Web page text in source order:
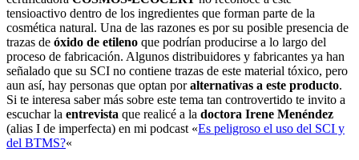
tensioactivo dentro de los ingredientes que forman parte de la
cosmética natural. Una de las razones es por su posible presencia de
trazas de óxido de etileno que podrían producirse a lo largo del
proceso de fabricación. Algunos distribuidores y fabricantes ya han
señalado que su SCI no contiene trazas de este material tóxico, pero
aun así, hay personas que optan poralternativas a este producto.
Si te interesa saber más sobre este tema tan controvertido te invito a
escuchar la entrevista que realicé a la doctora Irene Menéndez
(alias I de imperfecta) en mi podcast «Es peligroso el uso del SCI y
del BTMS?«